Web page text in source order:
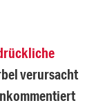
verursacht